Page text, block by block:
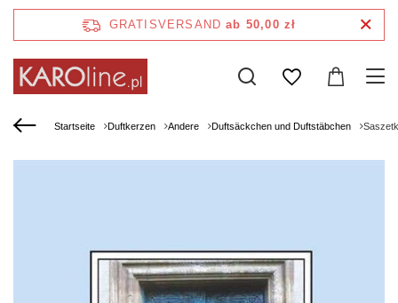
GRATISVERSAND ab 50,00 zł
Startseite Duftkerzen Andere Duftsäckchen und Duftstäbchen